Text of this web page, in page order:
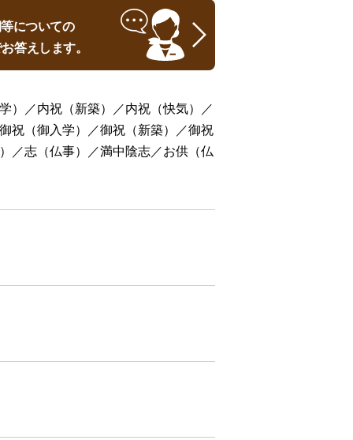
についての
答えします。
）／内祝（新築）／内祝（快気）／
祝（御入学）／御祝（新築）／御祝
／志（仏事）／満中陰志／お供（仏